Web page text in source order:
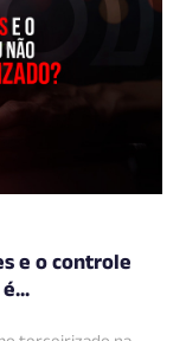
e o controle